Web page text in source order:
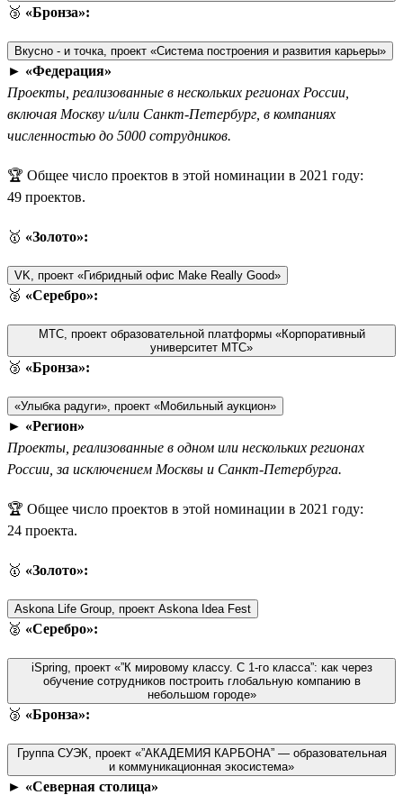
🥉 «Бронза»:
Вкусно - и точка, проект «Система построения и развития карьеры»
► «Федерация»
Проекты, реализованные в нескольких регионах России,
включая Москву и/или Санкт-Петербург, в компаниях
численностью до 5000 сотрудников.
🏆 Общее число проектов в этой номинации в 2021 году:
49 проектов.
🥇 «Золото»:
VK, проект «Гибридный офис Make Really Good»
🥈 «Серебро»:
МТС, проект образовательной платформы «Корпоративный
университет МТС»
🥉 «Бронза»:
«Улыбка радуги», проект «Мобильный аукцион»
► «Регион»
Проекты, реализованные в одном или нескольких регионах
России, за исключением Москвы и Санкт-Петербурга.
🏆 Общее число проектов в этой номинации в 2021 году:
24 проекта.
🥇 «Золото»:
Askona Life Group, проект Askona Idea Fest
🥈 «Серебро»:
iSpring, проект «”К мировому классу. С 1-го класса”: как через
обучение сотрудников построить глобальную компанию в
небольшом городе»
🥉 «Бронза»:
Группа СУЭК, проект «”АКАДЕМИЯ КАРБОНА” — образовательная
и коммуникационная экосистема»
► «Северная столица»